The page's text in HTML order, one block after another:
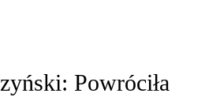
Powróciła